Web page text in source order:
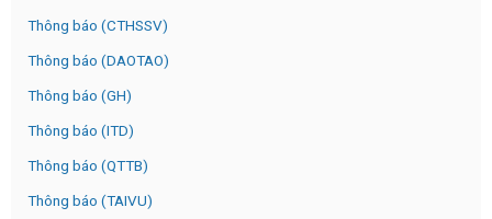
Thông báo (CTHSSV)
Thông báo (DAOTAO)
Thông báo (GH)
Thông báo (ITD)
Thông báo (QTTB)
Thông báo (TAIVU)